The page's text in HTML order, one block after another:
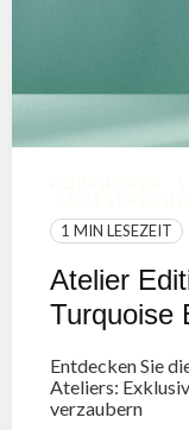
1 MIN LESEZEIT
Atelier
Turquoise
Entdecken Sie
Ateliers:
verzaubern